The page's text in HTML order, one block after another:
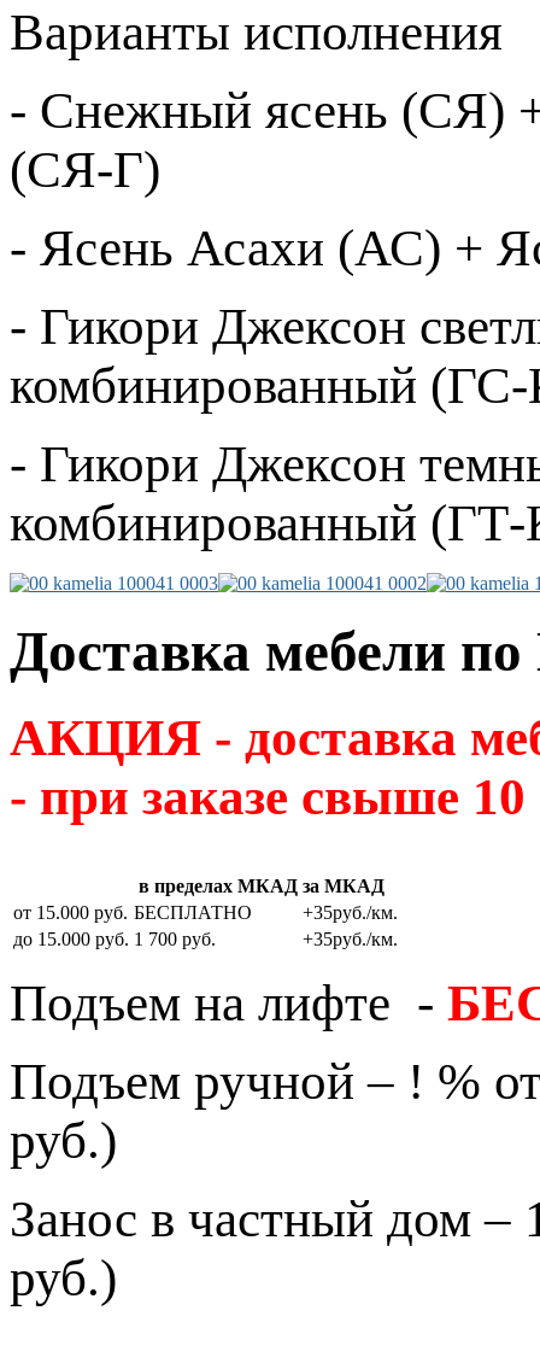
Варианты исполнения
- Снежный ясень (СЯ) +
(СЯ-Г)
- Ясень Асахи (АС) +
- Гикори Джексон
комбинированный
- Гикори Джексон
комбинированный
Доставка мебели
АКЦИЯ - доставка
- при заказе свыше
в пределах МКАД за МКАД
от 15.000 руб. БЕСПЛАТНО
+35руб./км.
до 15.000 руб. 1 700 руб. +35руб./км.
Подъем на лифте -
Подъем ручной – ! %
руб.)
Занос в частный дом –
руб.)